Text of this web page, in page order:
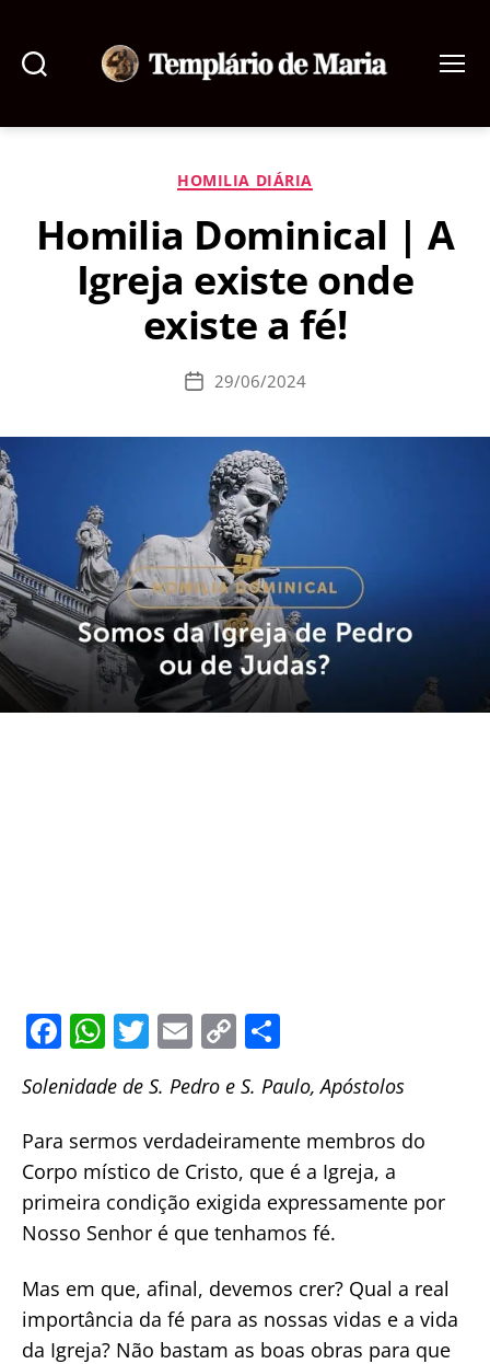
de
Categorias
HOMILIA DIÁRIA
Homilia Dominical | A
Igreja existe onde
existe a fé!
Data29/06/2024
F
a
c
e
b
o
o
k
W
h
at
s
A
p
p
T
itt
er
E
m
ai
l
C
p
y
Li
n
k
h
ar
e
Solenidade de S. Pedro e S. Paulo, Apóstolos
Para sermos verdadeiramente membros do
Corpo místico de Cristo, que é a Igreja, a
primeira condição exigida expressamente por
Nosso Senhor é que tenhamos fé.
Mas em que, afinal, devemos crer? Qual a real
importância da fé para as nossas vidas e a vida
da Igreja? Não bastam as boas obras para que